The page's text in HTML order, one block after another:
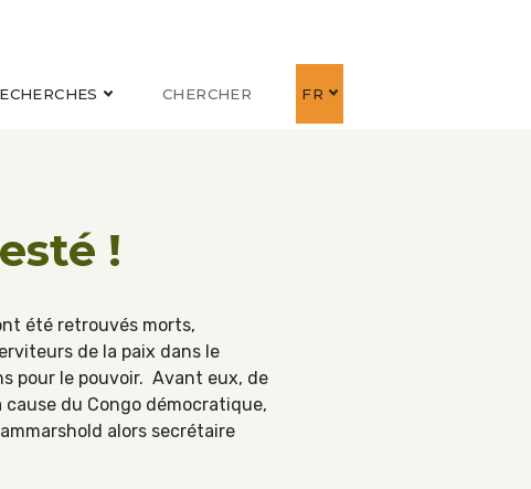
CHERCHER FR
!
été retrouvés morts,
de la paix dans le
pour le pouvoir. Avant eux, de
cause du Congo démocratique,
alors secrétaire